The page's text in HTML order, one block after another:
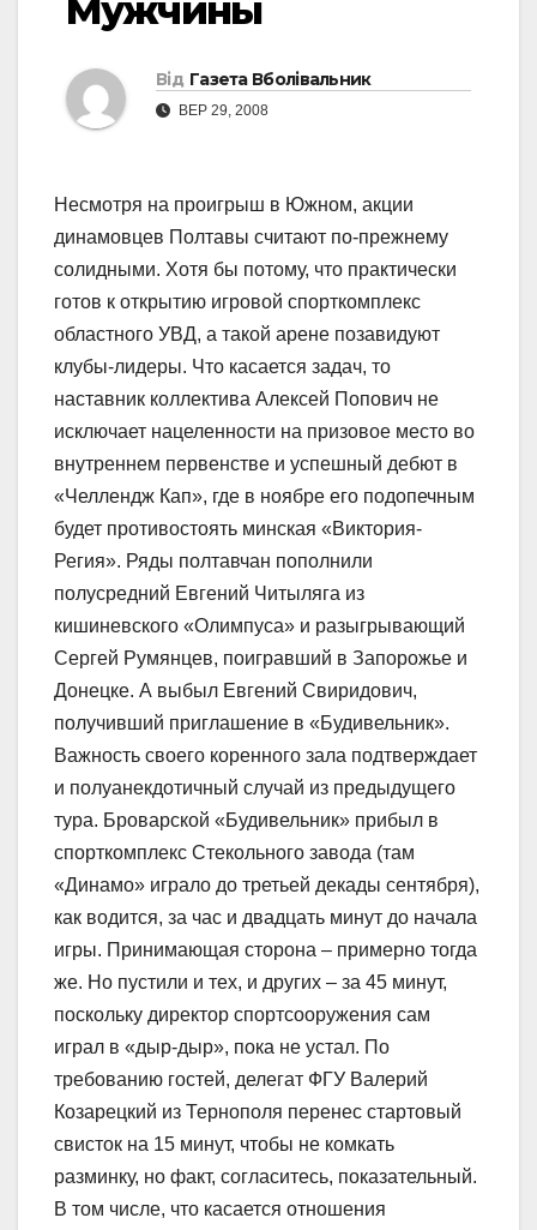
Мужчины
Від Газета Вболівальник
ВЕР 29, 2008
Несмотря на проигрыш в Южном, акции
динамовцев Полтавы считают по-прежнему
солидными. Хотя бы потому, что практически
готов к открытию игровой спорткомплекс
областного УВД, а такой арене позавидуют
клубы-лидеры. Что касается задач, то
наставник коллектива Алексей Попович не
исключает нацеленности на призовое место во
внутреннем первенстве и успешный дебют в
«Челлендж Кап», где в ноябре его подопечным
будет противостоять минская «Виктория-
Регия». Ряды полтавчан пополнили
полусредний Евгений Читыляга из
кишиневского «Олимпуса» и разыгрывающий
Сергей Румянцев, поигравший в Запорожье и
Донецке. А выбыл Евгений Свиридович,
получивший приглашение в «Будивельник».
Важность своего коренного зала подтверждает
и полуанекдотичный случай из предыдущего
тура. Броварской «Будивельник» прибыл в
спорткомплекс Стекольного завода (там
«Динамо» играло до третьей декады сентября),
как водится, за час и двадцать минут до начала
игры. Принимающая сторона – примерно тогда
же. Но пустили и тех, и других – за 45 минут,
поскольку директор спортсооружения сам
играл в «дыр-дыр», пока не устал. По
требованию гостей, делегат ФГУ Валерий
Козарецкий из Тернополя перенес стартовый
свисток на 15 минут, чтобы не комкать
разминку, но факт, согласитесь, показательный.
В том числе, что касается отношения